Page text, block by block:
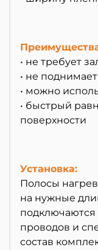
• не требует
• не
• можно
• быстрый
поверхности
Установка:
Полосы
на нужные
проводов и
состав